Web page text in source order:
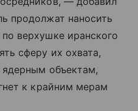
продолжат наносить
верхушке иранского
сферу их охвата,
объектам,
к крайним мерам